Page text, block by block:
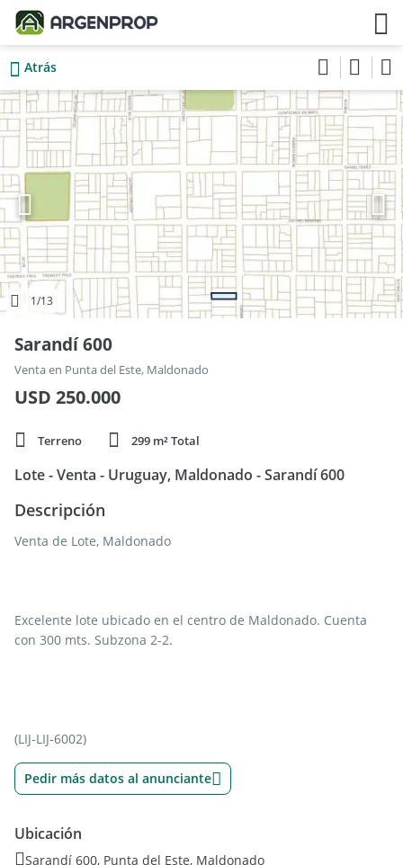
Atrás
1/13
Sarandí 600
Venta en Punta del Este, Maldonado
USD 250.000
Terreno 299 m² Total
Lote - Venta - Uruguay, Maldonado - Sarandí 600
Descripción
Venta de Lote, Maldonado
Excelente lote ubicado en el centro de Maldonado. Cuenta
con 300 mts. Subzona 2-2.
(LIJ-LIJ-6002)
Pedir más datos al anunciante
Ubicación
Sarandí 600, Punta del Este, Maldonado